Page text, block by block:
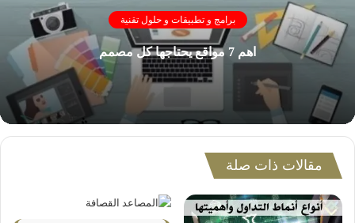
برامج و تطبيقات و حلول تقنية
اهم 7 مواقع يحتاجها كل مصمم
مقالات ذات صلة